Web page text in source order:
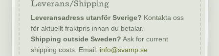
Leverans/Shipping
Leveransadress utanför Sverige? Kontakta oss
för aktuellt fraktpris innan du betalar.
Shipping outside Sweden? Ask for current
shipping costs. Email: info@svamp.se